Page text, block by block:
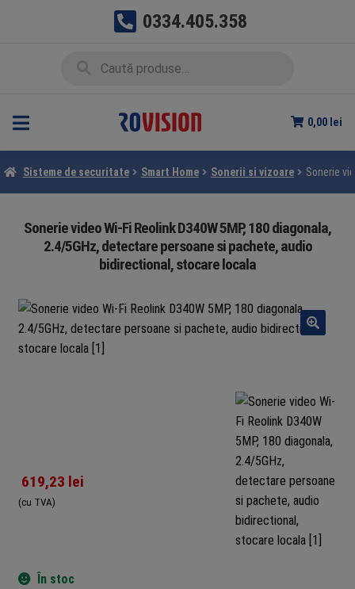
0334.405.358
0,00 lei
Sisteme de securitate Smart Home Sonerii si vizoare Sonerie
Sonerie video Wi-Fi Reolink D340W 5MP, 180 diagonala,
2.4/5GHz, detectare persoane si pachete, audio
bidirectional, stocare locala
619,23 lei
(cu TVA)
În stoc